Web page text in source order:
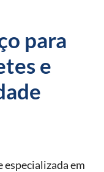
para
e
especializada em